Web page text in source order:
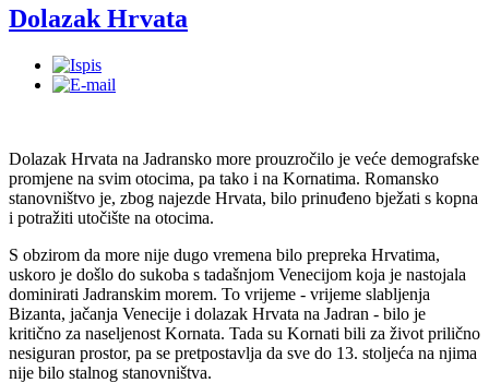
Dolazak Hrvata
Dolazak Hrvata na Jadransko more prouzročilo je veće demografske
promjene na svim otocima, pa tako i na Kornatima. Romansko
stanovništvo je, zbog najezde Hrvata, bilo prinuđeno bježati s kopna
i potražiti utočište na otocima.
S obzirom da more nije dugo vremena bilo prepreka Hrvatima,
uskoro je došlo do sukoba s tadašnjom Venecijom koja je nastojala
dominirati Jadranskim morem. To vrijeme - vrijeme slabljenja
Bizanta, jačanja Venecije i dolazak Hrvata na Jadran - bilo je
kritično za naseljenost Kornata. Tada su Kornati bili za život prilično
nesiguran prostor, pa se pretpostavlja da sve do 13. stoljeća na njima
nije bilo stalnog stanovništva.